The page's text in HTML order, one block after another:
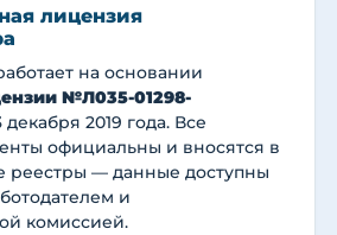
лицензия
на основании
№Л035-01298-
декабря 2019 года. Все
официальны и вносятся в
реестры — данные доступны
и
комиссией.